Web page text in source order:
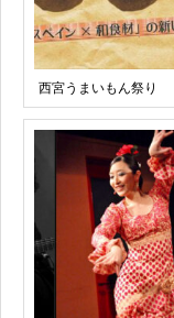
西宮うまいもん祭り